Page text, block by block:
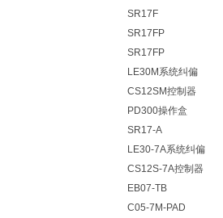
SR17F
SR17FP
SR17FP
LE30M系统纠偏
CS12SM控制器
PD300操作盒
SR17-A
LE30-7A系统纠偏
CS12S-7A控制器
EB07-TB
C05-7M-PAD